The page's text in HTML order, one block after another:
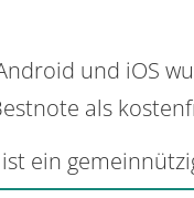
und iOS
als
ein